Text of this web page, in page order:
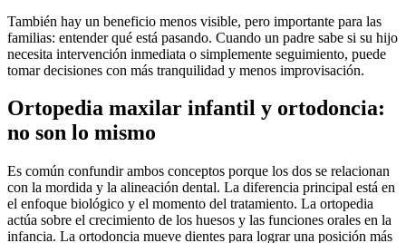
También hay un beneficio menos visible, pero importante para las
familias: entender qué está pasando. Cuando un padre sabe si su hijo
necesita intervención inmediata o simplemente seguimiento, puede
tomar decisiones con más tranquilidad y menos improvisación.
Ortopedia maxilar infantil y ortodoncia:
no son lo mismo
Es común confundir ambos conceptos porque los dos se relacionan
con la mordida y la alineación dental. La diferencia principal está en
el enfoque biológico y el momento del tratamiento. La ortopedia
actúa sobre el crecimiento de los huesos y las funciones orales en la
infancia. La ortodoncia mueve dientes para lograr una posición más